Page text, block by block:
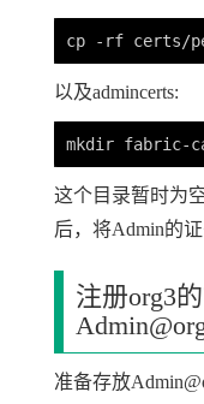
以及admincerts:
这个目录暂时为
后，将Admin的
注册org3
准备存放